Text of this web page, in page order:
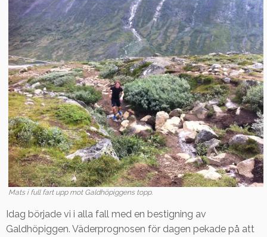
Mats i full fart upp mot Galdhöpiggens topp.
Idag började vi i alla fall med en bestigning av
Galdhöpiggen. Väderprognosen för dagen pekade på att